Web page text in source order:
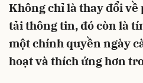
Không chỉ là thay đổi
tải thông tin, đó còn là
một chính quyền ngày
hoạt và thích ứng hơn